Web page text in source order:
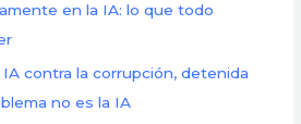
en la IA: lo que todo
IA contra la corrupción, detenida
no es la IA